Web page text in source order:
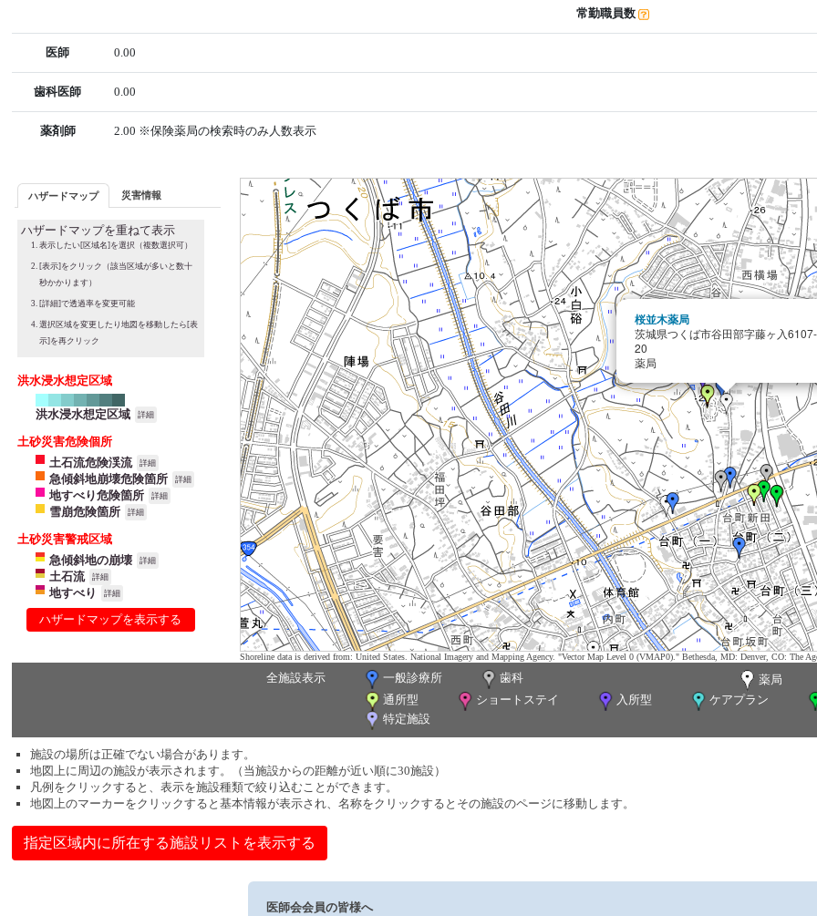
常勤職員数
医師 0.00
歯科医師 0.00
薬剤師 2.00 ※保険薬局の検索時のみ人数表示
ハザードマップ 災害情報
ハザードマップを重ねて表示
表示したい[区域名]を選択（複数選択可）
[表示]をクリック（該当区域が多いと数十
秒かかります）
[詳細]で透過率を変更可能
選択区域を変更したり地図を移動したら[表
示]を再クリック
洪水浸水想定区域
洪水浸水想定区域 詳細
土砂災害危険個所
土石流危険渓流
詳細
急傾斜地崩壊危険箇所 詳細
地すべり危険箇所 詳細
雪崩危険箇所 詳細
土砂災害警戒区域
急傾斜地の崩壊
詳細
土石流 詳細
地すべり 詳細
ハザードマップを表示する
桜並木薬局
茨城県つくば市谷田部字藤ヶ入6107-
20
薬局
Shoreline data is derived from: United States. National Imagery and Mapping Agency. "Vector Map Level 0 (VMAP0)." Bethesda, MD: Denver, CO: The
全施設表示 一般診療所 歯科
薬局
通所型
ショートステイ 入所型
ケアプラン
特定施設
施設の場所は正確でない場合があります。
地図上に周辺の施設が表示されます。（当施設からの距離が近い順に30施設）
凡例をクリックすると、表示を施設種類で絞り込むことができます。
地図上のマーカーをクリックすると基本情報が表示され、名称をクリックするとその施設のページに移動します。
指定区域内に所在する施設リストを表示する
医師会会員の皆様へ